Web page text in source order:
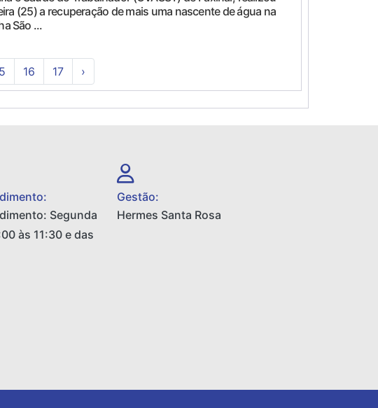
(25) a recuperação de mais uma nascente de água na
São ...
16 17 ›
Segunda
às 11:30 e das
Gestão:
Hermes Santa Rosa